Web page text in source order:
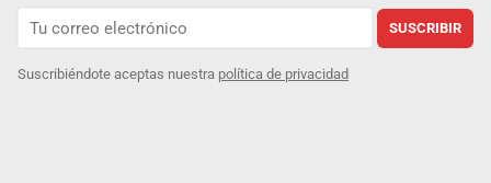
SUSCRIBIR
Suscribiéndote aceptas nuestra política de privacidad